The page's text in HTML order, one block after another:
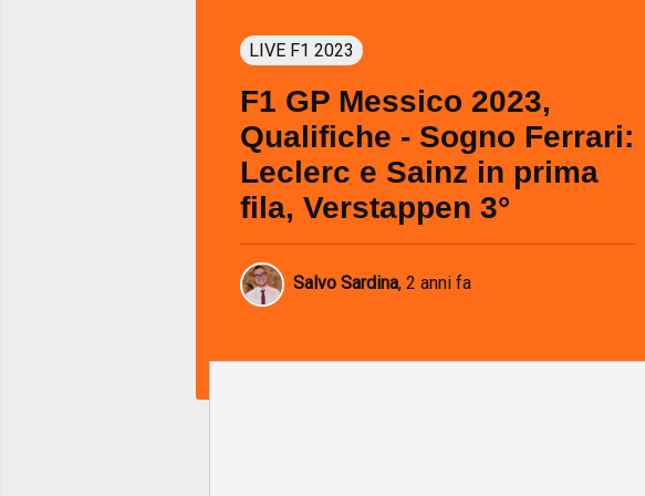
LIVE F1 2023
F1 GP Messico 2023,
Qualifiche - Sogno Ferrari:
Leclerc e Sainz in prima
fila, Verstappen 3°
Salvo Sardina, 2 anni fa